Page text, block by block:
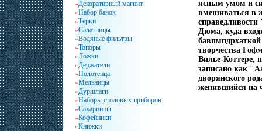
»Декоративный магнит
»Набор банок
»Терки
»Салатницы
»Водяные фильтры
»Топоры
»Ложки
»Держатели
»Полотенца
»Мельницы
»Дуршлаги
»Наборы столовых приборов
»Сахарницы
»Кофейники
»Книжки
ясным умом и
вмешиваться в
Дюма, куда
творчества
Вилье-Коттере,
записано как
дворянского
женившийся на